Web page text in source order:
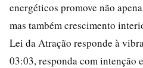
energéticos promove não
mas também crescimento
Lei da Atração responde à
03:03, responda com intenção